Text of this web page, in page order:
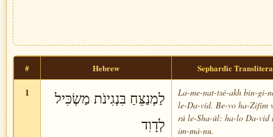
# Hebrew Sephardic
1
לַמְנַצֵּחַ בִּנְגִינֹת מַשְׂכִּיל
לְדָוִד
La-me-nat-tsé-akh bin-gi-
le-Da-víd. Be-vo ha-Zifím
rú le-Sha-úl: ha-lo Da-víd
im-má-nu.